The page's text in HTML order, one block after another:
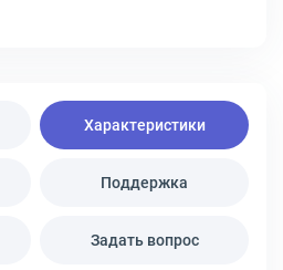
Характеристики
Поддержка
Задать вопрос